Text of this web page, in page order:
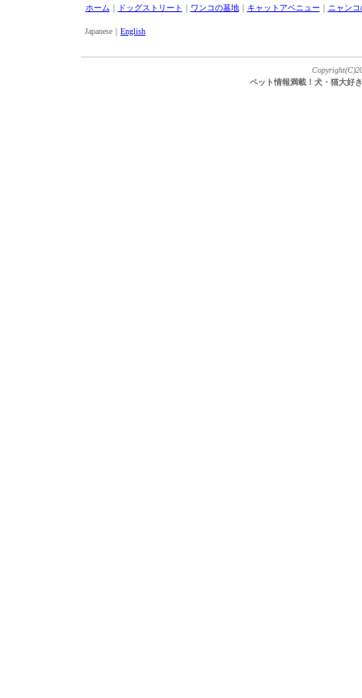
ホーム ｜ ドッグストリート ｜ ワンコの墓地｜ キャットアベニュー ｜ ニャン
Japanese｜ English
ペット情報満載！犬・猫大好